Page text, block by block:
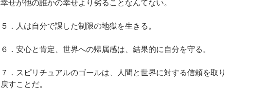
幸せが他の誰かの幸せより劣ることなんてない。
５．人は自分で課した制限の地獄を生きる。
６．安心と肯定、世界への帰属感は、結果的に自分を守る。
７．スピリチュアルのゴールは、人間と世界に対する信頼を取り
戻すことだ。